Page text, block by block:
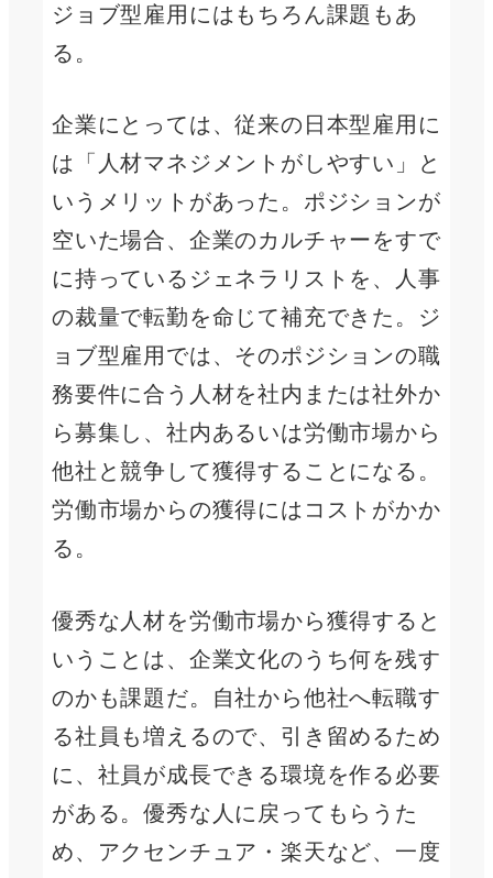
ジョブ型雇用にはもちろん課題もあ
る。
企業にとっては、従来の日本型雇用に
は「人材マネジメントがしやすい」と
いうメリットがあった。ポジションが
空いた場合、企業のカルチャーをすで
に持っているジェネラリストを、人事
の裁量で転勤を命じて補充できた。ジ
ョブ型雇用では、そのポジションの職
務要件に合う人材を社内または社外か
ら募集し、社内あるいは労働市場から
他社と競争して獲得することになる。
労働市場からの獲得にはコストがかか
る。
優秀な人材を労働市場から獲得すると
いうことは、企業文化のうち何を残す
のかも課題だ。自社から他社へ転職す
る社員も増えるので、引き留めるため
に、社員が成長できる環境を作る必要
がある。優秀な人に戻ってもらうた
め、アクセンチュア・楽天など、一度